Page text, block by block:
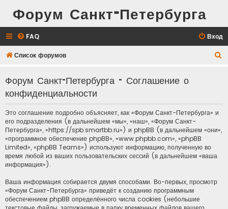
Форум Санкт-Петербурга
FAQ Вход
Список форумов
Форум Санкт-Петербурга - Соглашение о
конфиденциальности
Это соглашение подробно объясняет, как «Форум Санкт-Петербурга» и
его подразделения (в дальнейшем «мы», «наш», «Форум Санкт-
Петербурга», «https://spb.smartbb.ru») и phpBB (в дальнейшем «они»,
«программное обеспечение phpBB», «www.phpbb.com», «phpBB
Limited», «phpBB Teams») используют информацию, полученную во
время любой из ваших пользовательских сессий (в дальнейшем «ваша
информация»).
Ваша информация собирается двумя способами. Во-первых, просмотр
«Форум Санкт-Петербурга» приведёт к созданию программным
обеспечением phpBB определённого числа cookies (небольшие